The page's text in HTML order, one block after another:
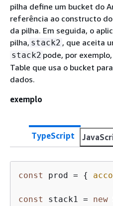
pilha define um bucket do
referência ao constructo
da pilha. Em seguida, o
pilha, stack2 , que aceita
stack2 pode, por
Table que usa o bucket
dados.
exemplo
TypeScript
const prod = {
const stack1 = new